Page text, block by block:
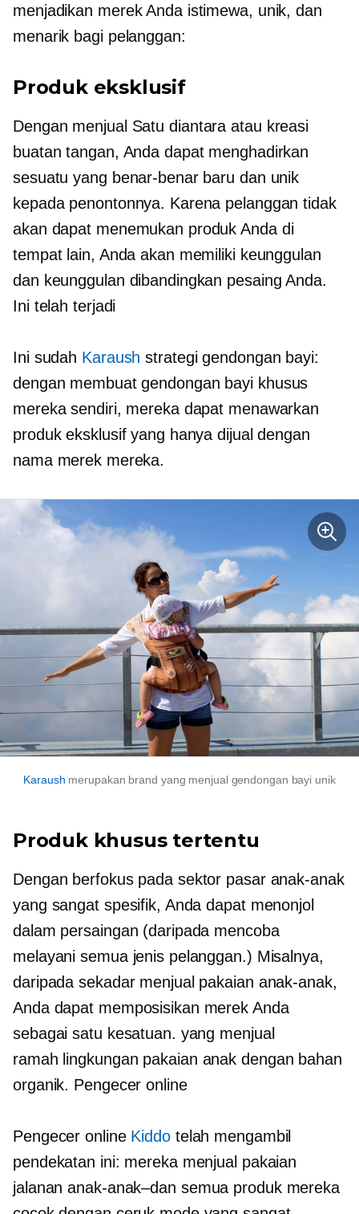
menjadikan merek Anda istimewa, unik, dan
menarik bagi pelanggan:
Produk eksklusif
Dengan menjual Satu diantara atau kreasi
buatan tangan, Anda dapat menghadirkan
sesuatu yang benar-benar baru dan unik
kepada penontonnya. Karena pelanggan tidak
akan dapat menemukan produk Anda di
tempat lain, Anda akan memiliki keunggulan
dan keunggulan dibandingkan pesaing Anda.
Ini telah terjadi
Ini sudah Karaush strategi gendongan bayi:
dengan membuat gendongan bayi khusus
mereka sendiri, mereka dapat menawarkan
produk eksklusif yang hanya dijual dengan
nama merek mereka.
Karaush merupakan brand yang menjual gendongan bayi unik
Produk khusus tertentu
Dengan berfokus pada sektor pasar anak-anak
yang sangat spesifik, Anda dapat menonjol
dalam persaingan (daripada mencoba
melayani semua jenis pelanggan.) Misalnya,
daripada sekadar menjual pakaian anak-anak,
Anda dapat memposisikan merek Anda
sebagai satu kesatuan. yang menjual
ramah lingkungan pakaian anak dengan bahan
organik. Pengecer online
Pengecer online Kiddotelah mengambil
pendekatan ini: mereka menjual pakaian
jalanananak-anak–dan semua produk mereka